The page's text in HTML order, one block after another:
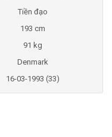
Tiền đạo
193 cm
91 kg
Denmark
16-03-1993 (33)